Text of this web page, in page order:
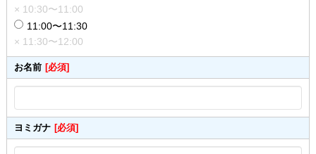
× 10:30〜11:00
11:00〜11:30
× 11:30〜12:00
お名前 [必須]
ヨミガナ [必須]